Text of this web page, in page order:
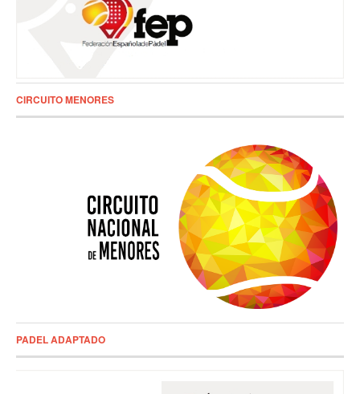
CIRCUITO MENORES
PADEL ADAPTADO